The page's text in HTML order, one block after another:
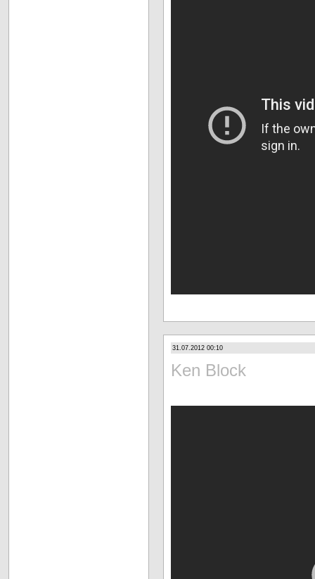
31.07.2012 00:10
Ken Block